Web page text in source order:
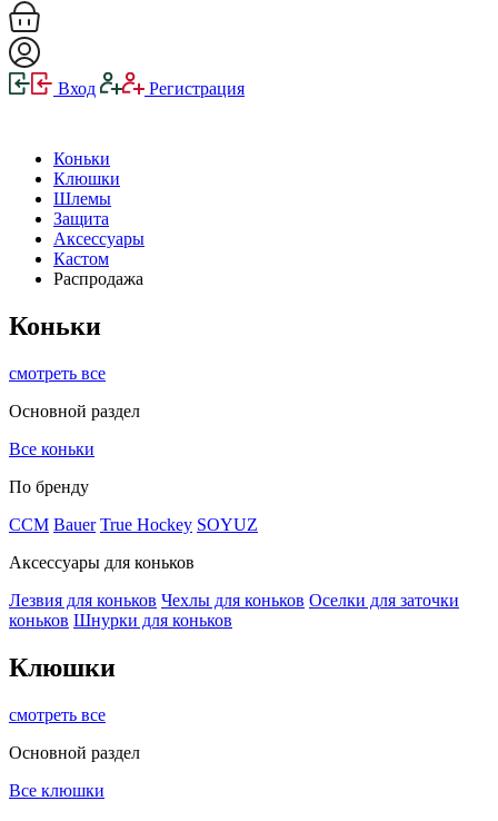
Вход Регистрация
Коньки
Клюшки
Шлемы
Защита
Аксессуары
Кастом
Распродажа
Коньки
смотреть все
Основной раздел
Все коньки
По бренду
ССМ Bauer True Hockey SOYUZ
Аксессуары для коньков
Лезвия для коньков Чехлы для коньков Оселки для заточки
коньков Шнурки для коньков
Клюшки
смотреть все
Основной раздел
Все клюшки